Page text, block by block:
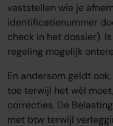
vaststellen wie je
identificatienummer
check in het dossier).
regeling mogelijk
En andersom geldt
toe terwijl het wél
correcties. De
met btw terwijl